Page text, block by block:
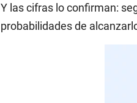
Y las cifras lo confirman:
probabilidades de